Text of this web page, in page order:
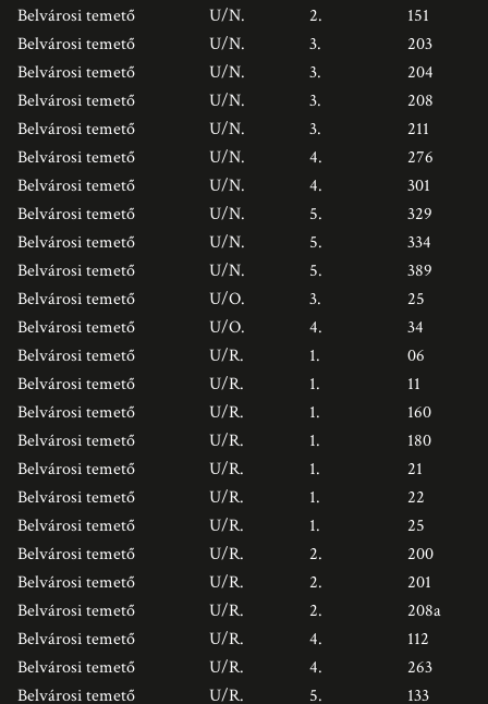
Belvárosi temető U/N. 2.
151
Belvárosi temető
U/N. 3.
203
Belvárosi temető
U/N. 3.
204
Belvárosi temető
U/N. 3.
208
Belvárosi temető
U/N. 3.
211
Belvárosi temető
U/N. 4.
276
Belvárosi temető
U/N. 4.
301
Belvárosi temető
U/N. 5.
329
Belvárosi temető
U/N. 5.
334
Belvárosi temető
U/N. 5.
389
Belvárosi temető
U/O. 3.
25
Belvárosi temető
U/O. 4.
34
Belvárosi temető
U/R. 1.
06
Belvárosi temető
U/R. 1.
11
Belvárosi temető
U/R. 1.
160
Belvárosi temető
U/R. 1.
180
Belvárosi temető
U/R. 1.
21
Belvárosi temető
U/R. 1.
22
Belvárosi temető
U/R. 1.
25
Belvárosi temető
U/R. 2.
200
Belvárosi temető
U/R. 2.
201
Belvárosi temető
U/R. 2.
208a
Belvárosi temető
U/R. 4.
112
Belvárosi temető
U/R. 4.
263
Belvárosi temető
U/R. 5.
133